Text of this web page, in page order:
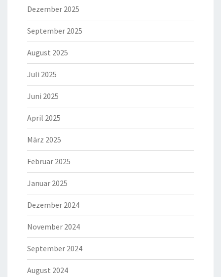
Dezember 2025
September 2025
August 2025
Juli 2025
Juni 2025
April 2025
März 2025
Februar 2025
Januar 2025
Dezember 2024
November 2024
September 2024
August 2024